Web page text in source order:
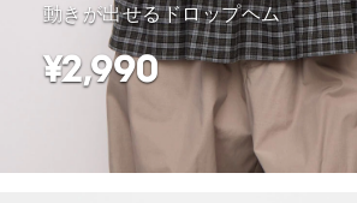
動きが出せるドロップヘム
¥2,990